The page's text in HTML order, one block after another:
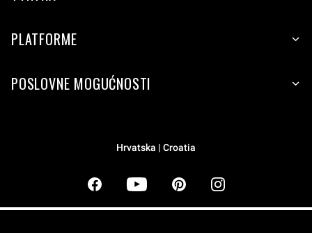
PLATFORME
POSLOVNE MOGUĆNOSTI
Hrvatska | Croatia